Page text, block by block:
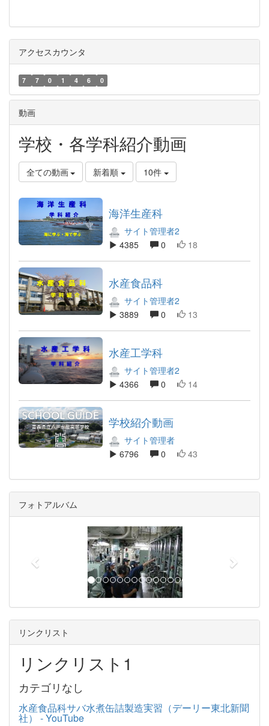
アクセスカウンタ
7 7 0 1 4 6 0
動画
学校・各学科紹介動画
全ての動画 新着順 10件
海洋生産科
サイト管理者2
4385
0 18
水産食品科
サイト管理者2
3889
0 13
水産工学科
サイト管理者2
4366
0 14
学校紹介動画
サイト管理者
6796
0 43
フォトアルバム
e
o
u
x
リンクリスト
リンクリスト1
カテゴリなし
水産食品科サバ水煮缶詰製造実習（デーリー東北新聞
社） - YouTube